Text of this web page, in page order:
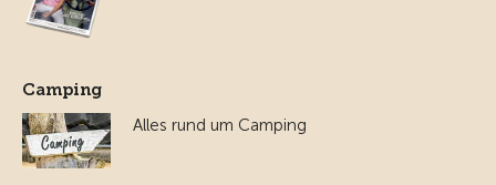
Camping
Alles rund um Camping